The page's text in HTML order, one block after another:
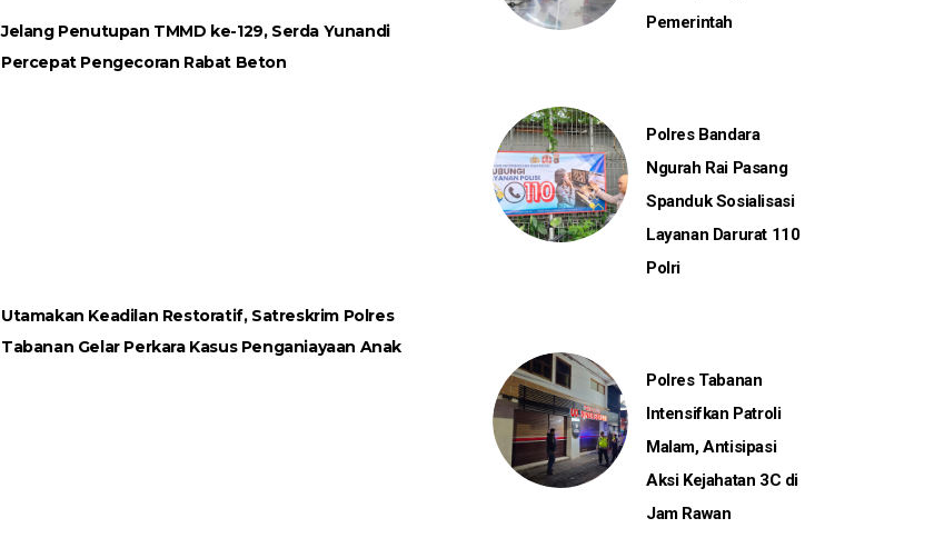
Jelang Penutupan TMMD ke-129, Serda Yunandi
Percepat Pengecoran Rabat Beton
Utamakan Keadilan Restoratif, Satreskrim Polres
Tabanan Gelar Perkara Kasus Penganiayaan Anak
Pemerintah
Polres Bandara
Ngurah Rai Pasang
Spanduk Sosialisasi
Layanan Darurat 110
Polri
Polres Tabanan
Intensifkan Patroli
Malam, Antisipasi
Aksi Kejahatan 3C di
Jam Rawan